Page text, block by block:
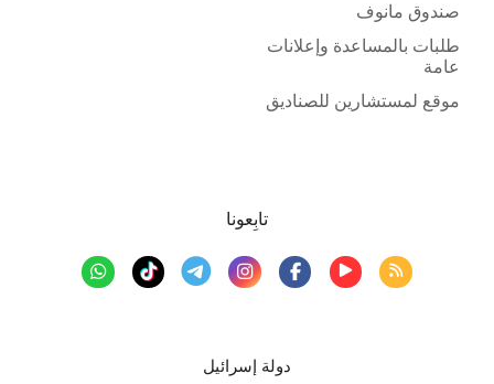
صندوق مانوف
طلبات بالمساعدة وإعلانات
عامة
موقع لمستشارين للصناديق
دولة إسرائيل
تابِعونا